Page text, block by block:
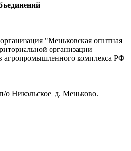
"Меньковская опытная
организации
агропромышленного комплекса РФ
о Никольское, д. Меньково.